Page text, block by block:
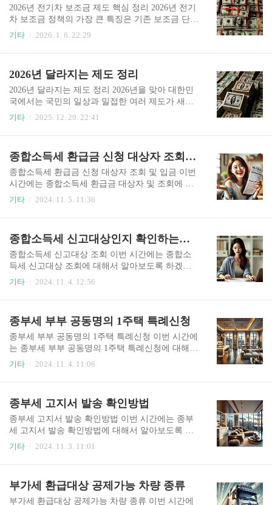
않은 청년들도 ..
5%의 공제율을 유지하기로 결정했습니다. 이에 따
라 2026년에도 자동차세 연납을 활용하면 체감할
수 있는 절세 효과를 기대할 수 있습니다. 2026년
자동차세 연납 제도 개요 2026년 기준 자동차세 연
월까지 남아 있는 세액의 5%를 공제해 주는..
2026년 전기차 보조금 제도 핵심 정리 2026년 전기
차 보조금 정책의 가장 큰 특징은 기존 보조금 단가
를 유지하면서도, 내연기관차에서 전기차로 갈아
경 전환에 실질적으로 기여하는 소비자에게 더 많
은 혜택을 주겠다는 정책 방향이 명확해졌습니다.
1. 2026년 전기차 국고보조금 기본 구조 2026년에
도 전기승용차에 대한 국고보조금 기본 단가는 전
년도와 동일한 수준으로 유지됩니다. 전기승용차
따라 차등 적용됩니다. 여기에 더해 2026년부터 새
롭게 도입된 것이 ..
기타 2026. 1. 6. 22:29
2026년 달라지는 제도 정리
2026년 달라지는 제도 정리 2026년을 맞아 대한민
국에서는 국민의 일상과 밀접한 여러 제도가 새롭
게 시행되거나 일부 내용이 변경될 예정입니다. 이
의 질을 높이고 사회적 안전망을 강화하는 데 초점
이 맞춰져 있습니다. 노동 및 경제 분야 먼저 노동
및 경제 분야에서는 최저임금 인상이 가장 눈에 띕
니다. 2026년 최저임금은 시간당 10,320원으로 결
정되어, 2025년의 10,030원보다 약 2.9% 인상됩니
정에 일정 부분 기여할 것으로 예..
기타 2025. 12. 29. 22:41
종합소득세 환급금 신청 대상자 조회 및 입금
종합소득세 환급금 신청 대상자 조회 및 입금 이번
시간에는 종합소득세 환급금 대상자 및 조회에 대
해서 알아보도록 하겠습니다. 종합소득세 환급금
급금 대상자 - 원천징수 초과 납부 : 프리랜서나 사
업자의 경우 소득 지급 시 원천징수된 세액이 실제
부담해야 할 세액보다 많을 때 환급이 발생할 수 있
습니다.- 중간예납 초과 납부 : 전년도 11월에 중간
예납한 세액이 실제로 납부해야 할 세액보다 많을
제를 통해 세액이 감소하여 이미 납부한 세액이 많
을 경우 환급이 ..
기타 2024. 11. 5. 11:36
종합소득세 신고대상인지 확인하는법 조회
종합소득세 신고대상 조회 이번 시간에는 종합소
득세 신고대상 조회에 대해서 알아보도록 하겠습
니다. 종합소득세 신고기간 당해 과세기간에 종합
다. 신고 및 납부기간이 공휴일, 토요일이면 그 다
음 날까지 신고 및 납부할 수 있습니다. 종합소득
세 신고대상인지 확인하는법 - 종합소득 종류 종
합소득의 종류는 다음과 같습니다. 이자소득, 배당
소득, 사업소득, 근로소득, 연금소득, 기타소득 종
신고를 하지 않아도 됩니다. 1. 근로소득만 있는 사
람으로 연말정산을 한 경우. 단, 다..
기타 2024. 11. 4. 12:56
종부세 부부 공동명의 1주택 특례신청
종부세 부부 공동명의 1주택 특례신청 이번 시간에
는 종부세 부부 공동명의 1주택 특례신청에 대해서
알아보도록 하겠습니다. 종부세 부부 공동명의 특
지분율이 큰 사람이 납세의무자가 되고 동이한 경
우 합의에 따라 신청한 1인이 납세의무자가 됩니
다. 공동명의 1주택자의 배우자가 다른 주택을 보
유하고 있으면 특례신청을 할 수 없습니다. 종부세
부부 공동명의 특례신청 - 부부가 2주택을 소유한
분율이 큰 자가 같은 경우에만 특례 적용이 합니
다. 구분1주택특례주택납세의무자..
기타 2024. 11. 4. 11:06
종부세 고지서 발송 확인방법
종부세 고지서 발송 확인방법 이번 시간에는 종부
세 고지서 발송 확인방법에 대해서 알아보도록 하
겠습니다. 종부세 고지서 발송 종부세는 일정 기준
재되어 있습니다. 종부세 고지서 발송 시기 종부세
고지서는 매년 11월 말부터 12월 초 사이에 국세청
기타 2024. 11. 3. 11:01
부가세 환급대상 공제가능 차량 종류
부가세 환급대상 공제가능 차량 종류 이번 시간에